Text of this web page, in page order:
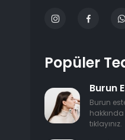
Popüler
Burun
Burun
tıklayınız.